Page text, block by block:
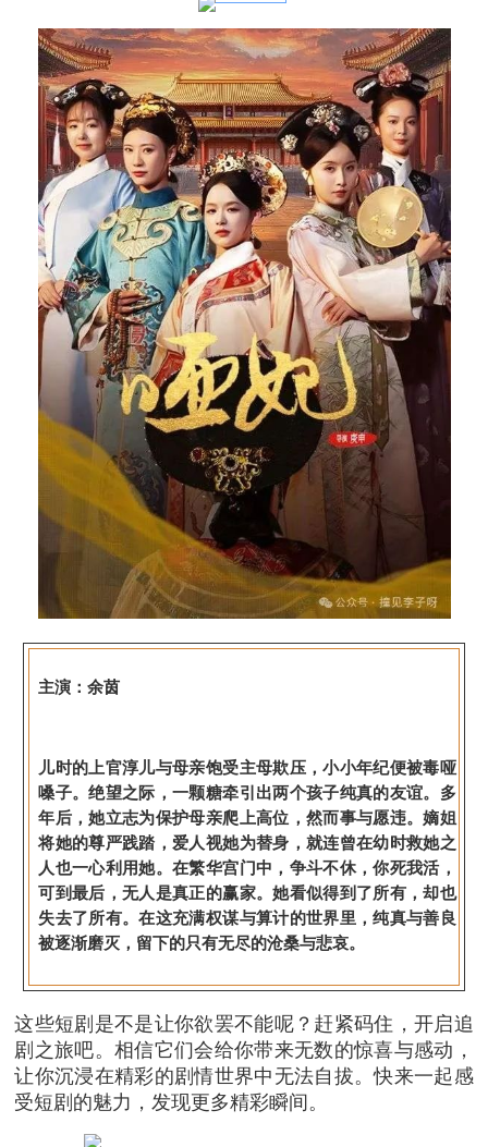
主演：余茵
儿时的上官淳儿与母亲饱受主母欺压，小小年纪便被毒哑
嗓子。绝望之际，一颗糖牵引出两个孩子纯真的友谊。多
年后，她立志为保护母亲爬上高位，然而事与愿违。嫡姐
将她的尊严践踏，爱人视她为替身，就连曾在幼时救她之
人也一心利用她。在繁华宫门中，争斗不休，你死我活，
可到最后，无人是真正的赢家。她看似得到了所有，却也
失去了所有。在这充满权谋与算计的世界里，纯真与善良
被逐渐磨灭，留下的只有无尽的沧桑与悲哀。
这些短剧是不是让你欲罢不能呢？赶紧码住，开启追
剧之旅吧。相信它们会给你带来无数的惊喜与感动，
让你沉浸在精彩的剧情世界中无法自拔。快来一起感
受短剧的魅力，发现更多精彩瞬间。